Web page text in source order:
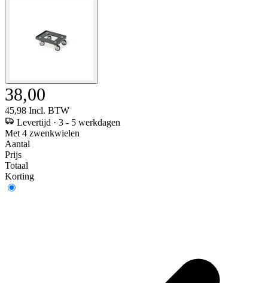
38,00
45,98 Incl. BTW
Levertijd · 3 - 5 werkdagen
Met 4 zwenkwielen
Aantal
Prijs
Totaal
Korting